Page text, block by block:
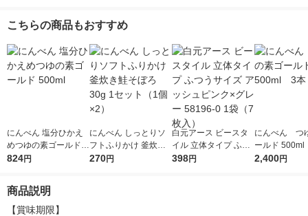
こちらの商品もおすすめ
にんべん 塩分ひかえ
めつゆの素ゴールド 5
00ml
824円
にんべん しっとりソ
フトふりかけ 釜炊き
鮭そぼろ 30g 1セット
270円
白元アース ビースタ
イル 立体タイプ ふつ
うサイズ アッシュピ
398円
にんべん つ
ールド
2,400円
商品説明
【賞味期限】